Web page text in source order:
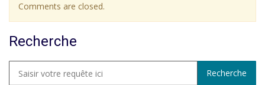
Comments are closed.
Recherche